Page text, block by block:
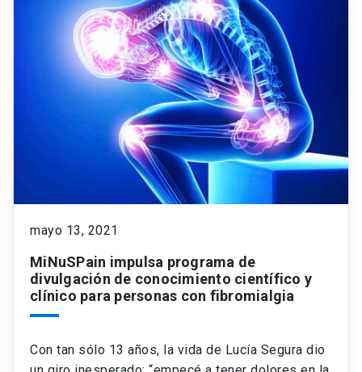
mayo 13, 2021
MiNuSPain impulsa programa de
divulgación de conocimiento científico y
clínico para personas con fibromialgia
Con tan sólo 13 años, la vida de Lucía Segura dio